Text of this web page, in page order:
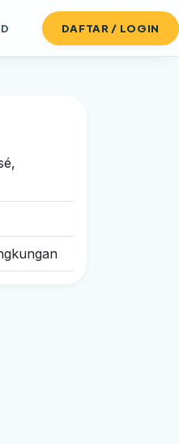
DAFTAR / LOGIN